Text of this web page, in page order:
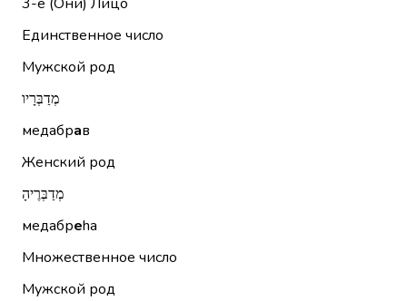
Единственное число
Мужской род
מְדַבְּרָיו
медабрав
Женский род
מְדַבְּרֶיהָ
медабреhа
Множественное число
Мужской род